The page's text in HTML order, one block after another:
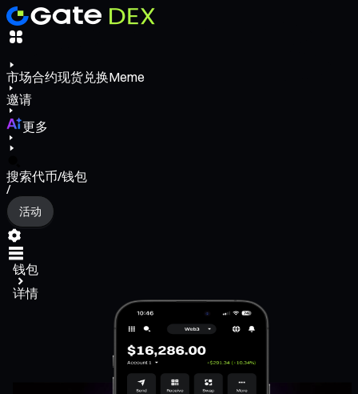
市场合约现货兑换Meme
邀请
更多
搜索代币/钱包
/
活动
钱包
详情